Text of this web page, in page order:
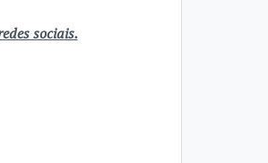
sociais.